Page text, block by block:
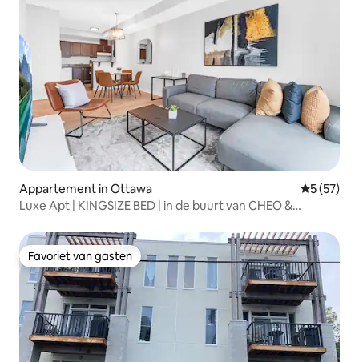
Appartement in Ottawa
5 (57)
Luxe Apt | KINGSIZE BED | in de buurt van CHEO &
Favoriet van gasten
Favoriet van gasten